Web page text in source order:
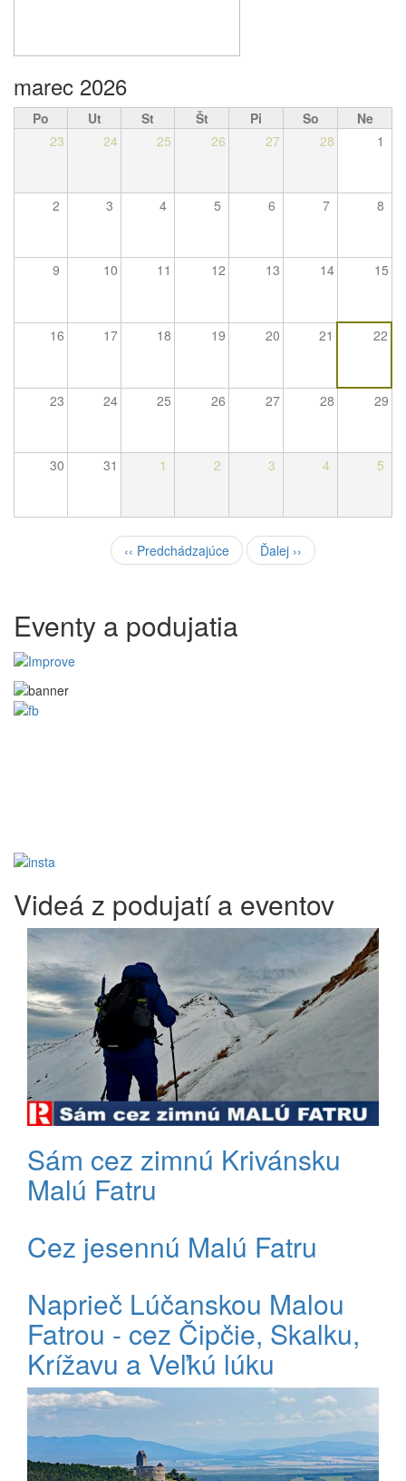
marec 2026
Po Ut St Št Pi So
Ne
23
24 25 26 27 28 1
2 3 4 5 6 7 8
9 10 11 12 13 14 15
16 17 18 19 20 21 22
23 24 25 26 27 28 29
30 31 1 2 3 4 5
‹‹ Predchádzajúce Ďalej ››
Eventy a podujatia
Videá z podujatí a eventov
Sám cez zimnú Krivánsku
Malú Fatru
Cez jesennú Malú Fatru
Naprieč Lúčanskou Malou
Fatrou - cez Čipčie, Skalku,
Krížavu a Veľkú lúku